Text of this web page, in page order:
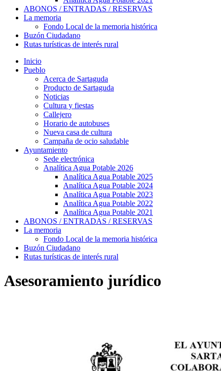
ABONOS / ENTRADAS / RESERVAS
La memoria
Fondo Local de la memoria histórica
Buzón Ciudadano
Rutas turísticas de interés rural
Inicio
Pueblo
Acerca de Sartaguda
Producto de Sartaguda
Noticias
Cultura y fiestas
Callejero
Horario de autobuses
Nueva casa de cultura
Campaña de ocio saludable
Ayuntamiento
Sede electrónica
Analítica Agua Potable 2026
Analítica Agua Potable 2025
Analítica Agua Potable 2024
Analítica Agua Potable 2023
Analítica Agua Potable 2022
Analítica Agua Potable 2021
ABONOS / ENTRADAS / RESERVAS
La memoria
Fondo Local de la memoria histórica
Buzón Ciudadano
Rutas turísticas de interés rural
Asesoramiento jurídico